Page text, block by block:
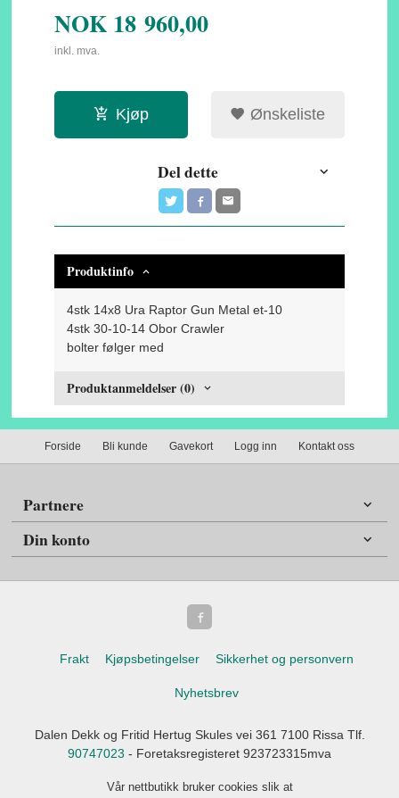
NOK 18 960,00
inkl. mva.
Kjøp Ønskeliste
Del dette
Produktinfo
4stk 14x8 Ura Raptor Gun Metal et-10
4stk 30-10-14 Obor Crawler
bolter følger med
Produktanmeldelser (0)
Forside Bli kunde Gavekort Logg inn Kontakt oss
Partnere
Din konto
Frakt Kjøpsbetingelser Sikkerhet og personvern
Nyhetsbrev
Dalen Dekk og Fritid Hertug Skules vei 361 7100 Rissa Tlf.
90747023 - Foretaksregisteret 923723315mva
Vår nettbutikk bruker cookies slik at